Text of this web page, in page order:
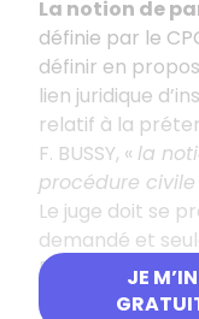
JE
La notion de
définie par le
définir en
lien juridique
relatif à la
F. BUSSY, « la
procédure civile
Le juge doit se
demandé et
5 CPC). L’objet
prétentions